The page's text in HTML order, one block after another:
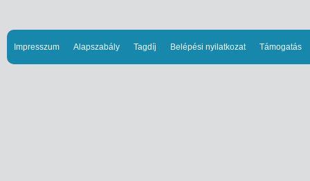
Impresszum Alapszabály Tagdíj Belépési nyilatkozat Támogatás